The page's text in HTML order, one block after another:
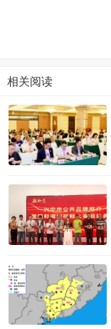
相关阅读